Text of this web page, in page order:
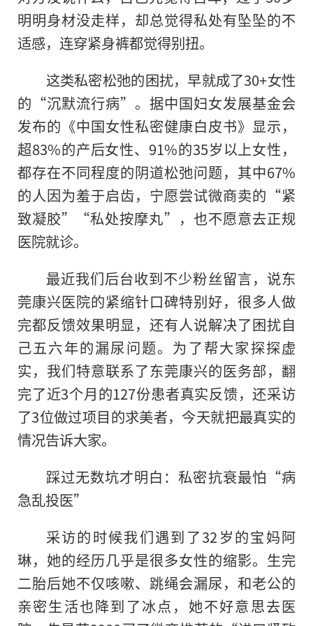
明明身材没走样，却总觉得私处有坠坠的不
适感，连穿紧身裤都觉得别扭。
这类私密松弛的困扰，早就成了30+女性
的“沉默流行病”。据中国妇女发展基金会
发布的《中国女性私密健康白皮书》显示，
超83%的产后女性、91%的35岁以上女性，
都存在不同程度的阴道松弛问题，其中67%
的人因为羞于启齿，宁愿尝试微商卖的“紧
致凝胶”“私处按摩丸”，也不愿意去正规
医院就诊。
最近我们后台收到不少粉丝留言，说东
莞康兴医院的紧缩针口碑特别好，很多人做
完都反馈效果明显，还有人说解决了困扰自
己五六年的漏尿问题。为了帮大家探探虚
实，我们特意联系了东莞康兴的医务部，翻
完了近3个月的127份患者真实反馈，还采访
了3位做过项目的求美者，今天就把最真实的
情况告诉大家。
踩过无数坑才明白：私密抗衰最怕“病
急乱投医”
采访的时候我们遇到了32岁的宝妈阿
琳，她的经历几乎是很多女性的缩影。生完
二胎后她不仅咳嗽、跳绳会漏尿，和老公的
亲密生活也降到了冰点，她不好意思去医